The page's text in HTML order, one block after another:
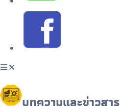
บทความและข่าวสาร